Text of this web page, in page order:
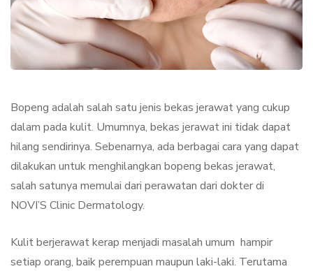
Bopeng adalah salah satu jenis bekas jerawat yang cukup
dalam pada kulit. Umumnya, bekas jerawat ini tidak dapat
hilang sendirinya. Sebenarnya, ada berbagai cara yang dapat
dilakukan untuk menghilangkan bopeng bekas jerawat,
salah satunya memulai dari perawatan dari dokter di
NOVI’S Clinic Dermatology.
Kulit berjerawat kerap menjadi masalah umum hampir
setiap orang, baik perempuan maupun laki-laki. Terutama